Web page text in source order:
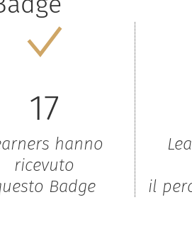
17
hanno
ricevuto
Badge
il